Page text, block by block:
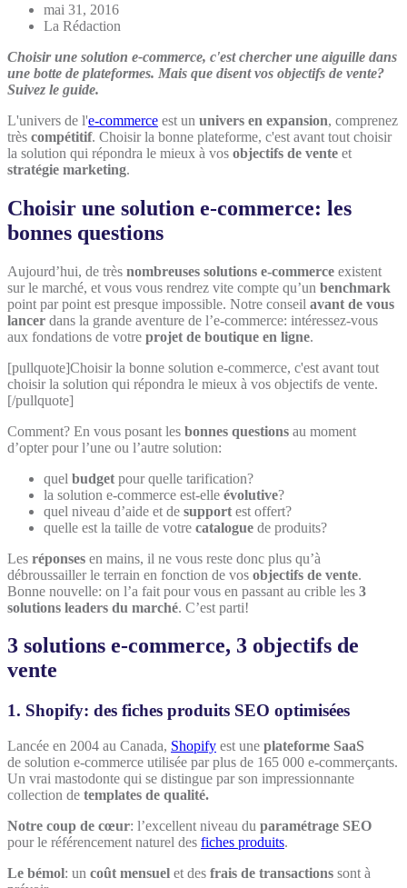
mai 31, 2016
La Rédaction
Choisir une solution e-commerce, c'est chercher une aiguille dans
une botte de plateformes. Mais que disent vos objectifs de vente?
Suivez le guide.
L'univers de l'e-commerce est un univers en expansion, comprenez
très compétitif. Choisir la bonne plateforme, c'est avant tout choisir
la solution qui répondra le mieux à vos objectifs de vente et
stratégie marketing.
Choisir une solution e-commerce: les
bonnes questions
Aujourd’hui, de très nombreuses solutions e-commerce existent
sur le marché, et vous vous rendrez vite compte qu’un benchmark
point par point est presque impossible. Notre conseil avant de vous
lancer dans la grande aventure de l’e-commerce: intéressez-vous
aux fondations de votre projet de boutique en ligne.
[pullquote]Choisir la bonne solution e-commerce, c'est avant tout
choisir la solution qui répondra le mieux à vos objectifs de vente.
[/pullquote]
Comment? En vous posant les bonnes questions au moment
d’opter pour l’une ou l’autre solution:
quel budget pour quelle tarification?
la solution e-commerce est-elle évolutive?
quel niveau d’aide et de support est offert?
quelle est la taille de votre catalogue de produits?
Les réponses en mains, il ne vous reste donc plus qu’à
débroussailler le terrain en fonction de vos objectifs de vente.
Bonne nouvelle: on l’a fait pour vous en passant au crible les 3
solutions leaders du marché. C’est parti!
3 solutions e-commerce, 3 objectifs de
vente
1. Shopify: des fiches produits SEO optimisées
Lancée en 2004 au Canada, Shopify est une plateforme SaaS
de solution e-commerce utilisée par plus de 165 000 e-commerçants.
Un vrai mastodonte qui se distingue par son impressionnante
collection de templates de qualité.
Notre coup de cœur: l’excellent niveau du paramétrage SEO
pour le référencement naturel des fiches produits.
Le bémol: un coût mensuel et des frais de transactions sont à